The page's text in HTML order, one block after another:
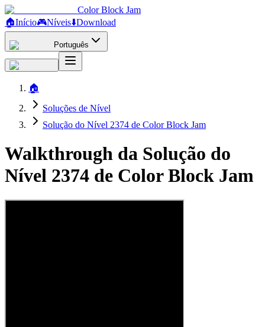
Color Block Jam
🏠Início🎮Níveis⬇️Download
Português
🏠
Soluções de Nível
Solução do Nível 2374 de Color Block Jam
Walkthrough da Solução do
Nível 2374 de Color Block Jam